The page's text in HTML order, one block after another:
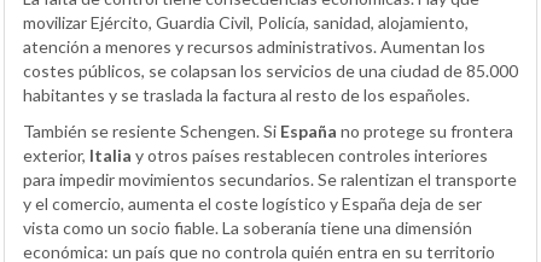
movilizar Ejército, Guardia Civil, Policía, sanidad, alojamiento,
atención a menores y recursos administrativos. Aumentan los
costes públicos, se colapsan los servicios de una ciudad de 85.000
habitantes y se traslada la factura al resto de los españoles.
También se resiente Schengen. Si España no protege su frontera
exterior, Italia y otros países restablecen controles interiores
para impedir movimientos secundarios. Se ralentizan el transporte
y el comercio, aumenta el coste logístico y España deja de ser
vista como un socio fiable. La soberanía tiene una dimensión
económica: un país que no controla quién entra en su territorio